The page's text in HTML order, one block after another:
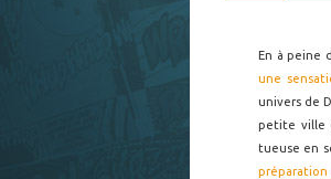
En à peine
une
univers de
petite ville
tueuse en
préparation